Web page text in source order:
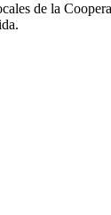
de la